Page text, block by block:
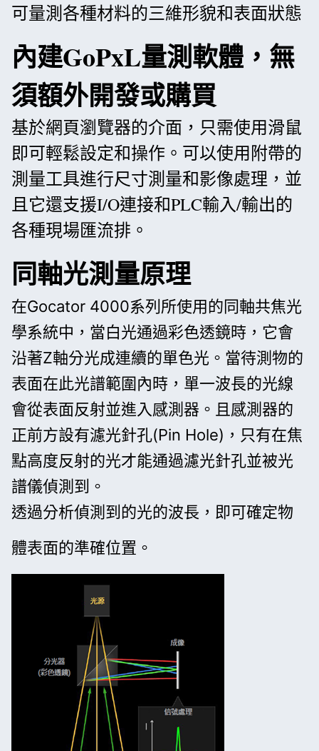
可量測各種材料的三維形貌和表面狀態
內建GoPxL量測軟體，無
須額外開發或購買
基於網頁瀏覽器的介面，只需使用滑鼠
即可輕鬆設定和操作。可以使用附帶的
測量工具進行尺寸測量和影像處理，並
且它還支援I/O連接和PLC輸入/輸出的
各種現場匯流排。
同軸光測量原理
在Gocator 4000系列所使用的同軸共焦光
學系統中，當白光通過彩色透鏡時，它會
沿著Z軸分光成連續的單色光。當待測物的
表面在此光譜範圍內時，單一波長的光線
會從表面反射並進入感測器。且感測器的
正前方設有濾光針孔(Pin Hole)，只有在焦
點高度反射的光才能通過濾光針孔並被光
譜儀偵測到。
透過分析偵測到的光的波長，即可確定物
體表面的準確位置。